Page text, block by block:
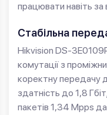
працювати навіть
Стабільна
Hikvision DS-
комутації з
коректну передачу
здатність до 1,8
пакетів 1,34 Mpps